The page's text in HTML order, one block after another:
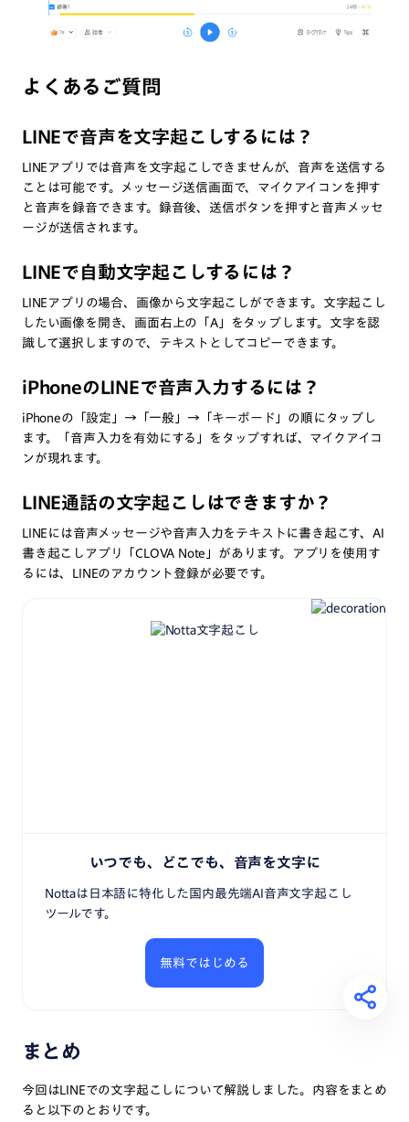
よくあるご質問
LINEで音声を文字起こしするには？
LINEアプリでは音声を文字起こしできませんが、音声を送信する
ことは可能です。メッセージ送信画面で、マイクアイコンを押す
と音声を録音できます。録音後、送信ボタンを押すと音声メッセ
ージが送信されます。
LINEで自動文字起こしするには？
LINEアプリの場合、画像から文字起こしができます。文字起こし
したい画像を開き、画面右上の「A」をタップします。文字を認
識して選択しますので、テキストとしてコピーできます。
iPhoneのLINEで音声入力するには？
iPhoneの「設定」→「一般」→「キーボード」の順にタップし
ます。「音声入力を有効にする」をタップすれば、マイクアイコ
ンが現れます。
LINE通話の文字起こしはできますか？
LINEには音声メッセージや音声入力をテキストに書き起こす、AI
書き起こしアプリ「CLOVA Note」があります。アプリを使用す
るには、LINEのアカウント登録が必要です。
いつでも、どこでも、音声を文字に
Nottaは日本語に特化した国内最先端AI音声文字起こし
ツールです。
無料ではじめる
まとめ
今回はLINEでの文字起こしについて解説しました。内容をまとめ
ると以下のとおりです。